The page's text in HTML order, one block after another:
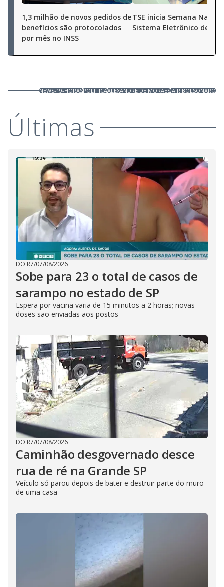
1,3 milhão de novos pedidos de
benefícios são protocolados
por mês no INSS
TSE inicia Semana
Sistema Eletrônico de
NEWS-19-HORASPOLITICAALEXANDRE DE MORAESJAIR BOLSONARO
Últimas
DO R7/07/08/2026
Sobe para 23 o total de casos de
sarampo no estado de SP
Espera por vacina varia de 15 minutos a 2 horas; novas
doses são enviadas aos postos
DO R7/07/08/2026
Caminhão desgovernado desce
rua de ré na Grande SP
Veículo só parou depois de bater e destruir parte do muro
de uma casa